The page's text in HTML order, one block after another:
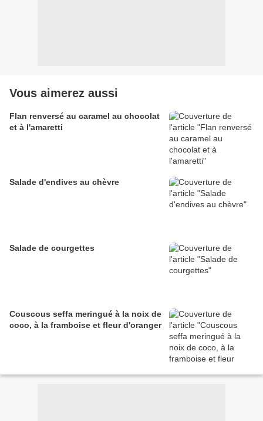
Vous aimerez aussi
Flan renversé au caramel au chocolat
et à l'amaretti
Salade d'endives au chèvre
Salade de courgettes
Couscous seffa meringué à la noix de
coco, à la framboise et fleur d'oranger